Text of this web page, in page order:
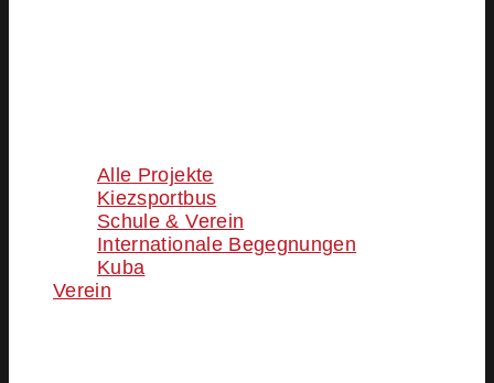
Alle Projekte
Kiezsportbus
Schule & Verein
Internationale Begegnungen
Kuba
Verein